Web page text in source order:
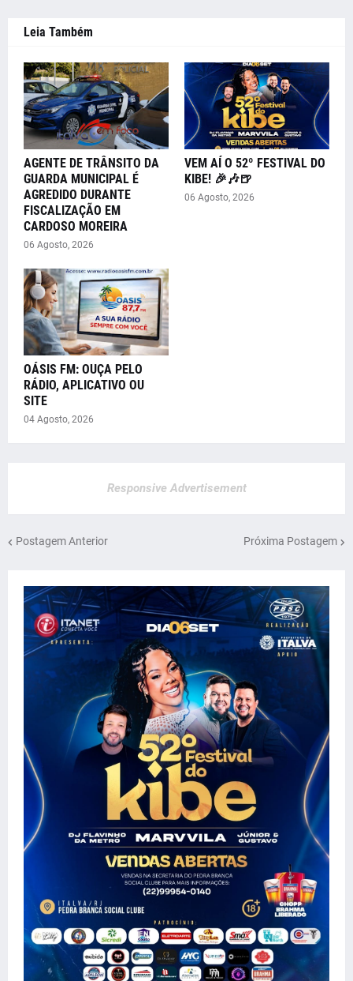
Leia Também
AGENTE DE TRÂNSITO DA
GUARDA MUNICIPAL É
AGREDIDO DURANTE
FISCALIZAÇÃO EM
CARDOSO MOREIRA
06 Agosto, 2026
VEM AÍ O 52º FESTIVAL DO
KIBE! 🎉🎶🍺
06 Agosto, 2026
OÁSIS FM: OUÇA PELO
RÁDIO, APLICATIVO OU
SITE
04 Agosto, 2026
Responsive Advertisement
Postagem Anterior Próxima Postagem